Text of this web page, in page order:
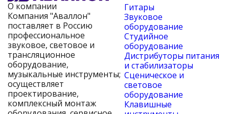
О компании
Компания "Аваллон"
поставляет в Россию
профессиональное
звуковое, световое и
трансляционное
оборудование,
музыкальные инструменты;
осуществляет
проектирование,
комплексный монтаж
Гитары
Звуковое
оборудование
Студийное
оборудование
Дистрибуторы питания
и стабилизаторы
Сценическое и
световое
оборудование
Клавишные